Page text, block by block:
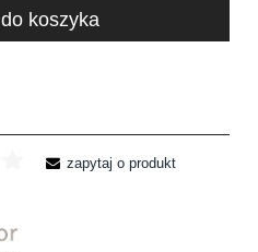
do koszyka
zapytaj o produkt